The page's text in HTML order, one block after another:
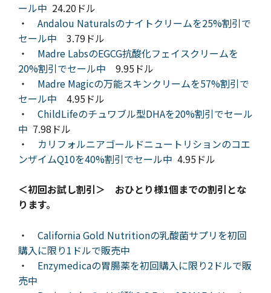
ール中 24.20ドル
・ Andalou Naturalsのナイトクリームを25%割引で
セール中 3.79ドル
・ Madre LabsのEGCG抗酸化フェイスクリームを
20%割引でセール中 9.95ドル
・ Madre Magicの万能スキンクリームを57%割引で
セール中 4.95ドル
・ ChildLifeのチュワブル型DHAを20%割引でセール
中 7.98ドル
・ カリフォルニアゴールドニュートリションのコエ
ンザイムQ10を40%割引でセール中 4.95ドル
＜初回お試し割引＞ おひとり様1個までの割引とな
ります。
・ California Gold Nutritionの乳酸菌サプリを初回
購入に限り1ドルで販売中
・ Enzymedicaの胃腸薬を初回購入に限り2ドルで販
売中